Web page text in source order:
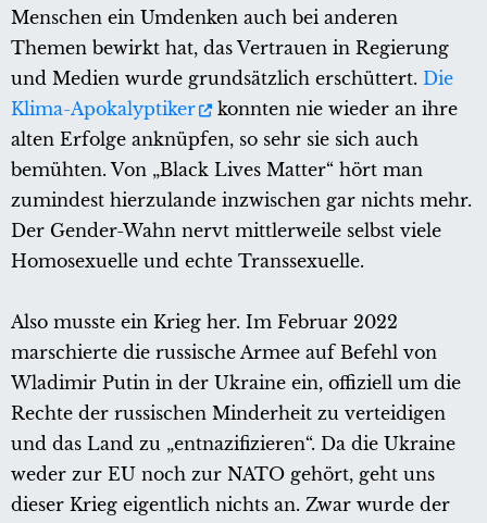
Menschen ein Umdenken auch bei anderen
Themen bewirkt hat, das Vertrauen in Regierung
und Medien wurde grundsätzlich erschüttert. Die
Klima-Apokalyptiker
konnten nie wieder an ihre
alten Erfolge anknüpfen, so sehr sie sich auch
bemühten. Von „Black Lives Matter“ hört man
zumindest hierzulande inzwischen gar nichts mehr.
Der Gender-Wahn nervt mittlerweile selbst viele
Homosexuelle und echte Transsexuelle.
Also musste ein Krieg her. Im Februar 2022
marschierte die russische Armee auf Befehl von
Wladimir Putin in der Ukraine ein, offiziell um die
Rechte der russischen Minderheit zu verteidigen
und das Land zu „entnazifizieren“. Da die Ukraine
weder zur EU noch zur NATO gehört, geht uns
dieser Krieg eigentlich nichts an. Zwar wurde der